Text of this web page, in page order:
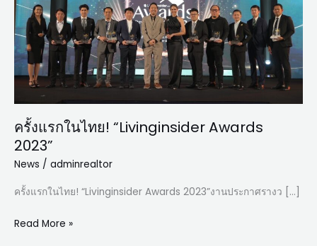
ครั้งแรกในไทย! “Livinginsider Awards
2023”
News / adminrealtor
ครั้งแรกในไทย! “Livinginsider Awards 2023”งานประกาศรางว […]
Awards
2023”
Read More »